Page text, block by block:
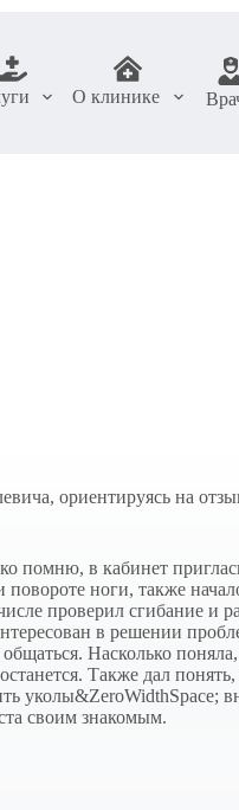
О клинике
ориентируясь на
помню, в кабинет
ноги, также
проверил сгибание и
в решении
Насколько
Также дал
своим знакомым.